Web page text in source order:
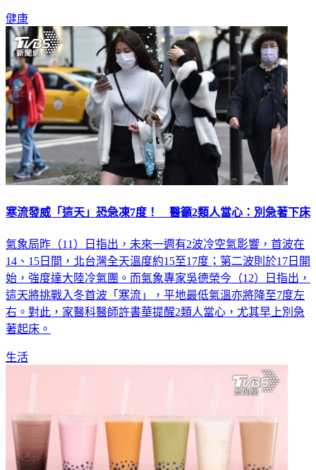
健康
寒流發威「這天」恐急凍7度！ 醫籲2類人當心：別急著下床
氣象局昨（11）日指出，未來一週有2波冷空氣影響，首波在
14、15日間，北台灣全天溫度約15至17度；第二波則於17日開
始，強度達大陸冷氣團。而氣象專家吳德榮今（12）日指出，
這天將挑戰入冬首波「寒流」，平地最低氣溫亦將降至7度左
右。對此，家醫科醫師許書華提醒2類人當心，尤其早上別急
著起床。
生活